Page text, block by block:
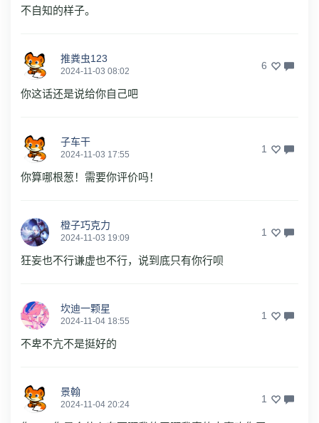
不自知的样子。
推粪虫123
2024-11-03 08:02 6
你这话还是说给你自己吧
子车干
2024-11-03 17:55 1
你算哪根葱！需要你评价吗！
橙子巧克力
2024-11-03 19:09 1
狂妄也不行谦虚也不行，说到底只有你行呗
坎迪一颗星
2024-11-04 18:55 1
不卑不亢不是挺好的
景翰
2024-11-04 20:24 1